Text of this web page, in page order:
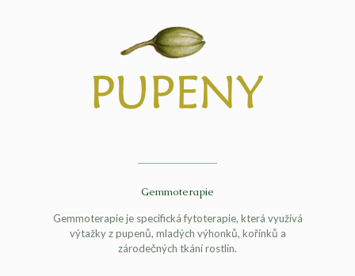
Gemmoterapie
Gemmoterapie je specifická fytoterapie, která využívá
výtažky z pupenů, mladých výhonků, kořínků a
zárodečných tkání rostlin.